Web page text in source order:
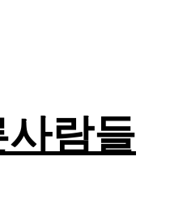
람들